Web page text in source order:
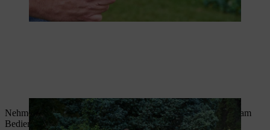
Nehmen Sie die Motorsense in beide Hände: die rechte Hand am
Bedienungsgriff, die linke Hand am Bügelgriff.